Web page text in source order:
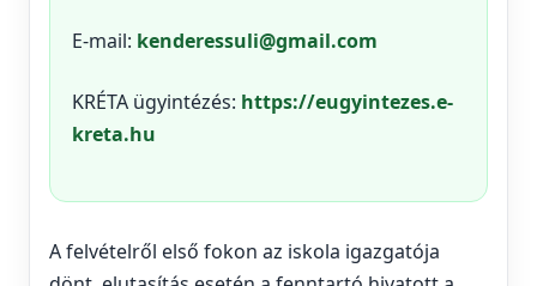
E-mail: kenderessuli@gmail.com
KRÉTA ügyintézés: https://eugyintezes.e-
kreta.hu
A felvételről első fokon az iskola igazgatója